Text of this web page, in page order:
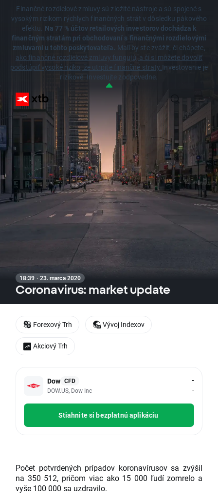
Finančné rozdielové zmluvy sú zložité nástroje a sú spojené s
vysokým rizikom rýchlych finančných strát v dôsledku pákového
efektu. Na 77 % účtov retailových investorov dochádza k
finančným stratám pri obchodovaní s finančnými rozdielovými
zmluvami u tohto poskytovateľa. Mali by ste zvážiť, či chápete,
ako finančné rozdielové zmluvy fungujú, a či si môžete dovoliť
podstúpiť vysoké riziko, že utrpíte finančné straty.Investovanie je
rizikové. Investujte zodpovedne.
18:39 · 23. marca 2020
Coronavirus: market update
Dow CFD
DOW.US, Dow Inc
-
-
Stiahnite si bezplatnú aplikáciu
Počet potvrdených prípadov koronavírusov sa zvýšil
na 350 512, pričom viac ako 15 000 ľudí zomrelo a
vyše 100 000 sa uzdravilo.
Forexový Trh Vývoj Indexov
Akciový Trh